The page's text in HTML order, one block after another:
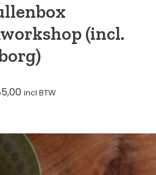
(incl.
incl BTW